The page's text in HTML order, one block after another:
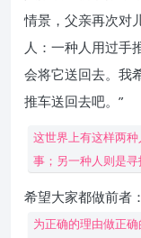
情景，父亲再次对
人：一种人用过手
会将它送回去。我
推车送回去吧。”
这世界上有这样两
事；另一种人则是寻
希望大家都做前者：
为正确的理由做正